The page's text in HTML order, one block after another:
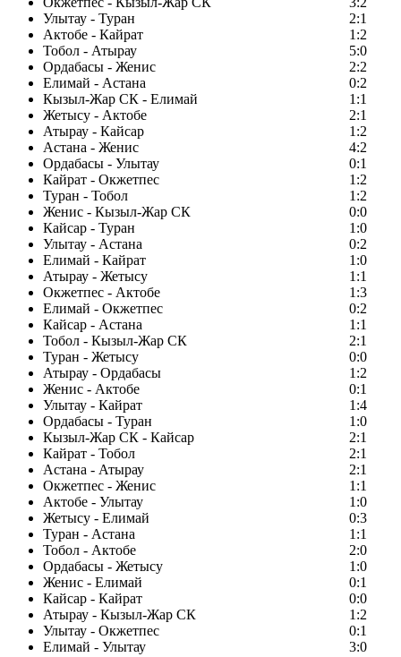
Улытау - Туран
2:1
Актобе - Кайрат
1:2
Тобол - Атырау
5:0
Ордабасы - Женис
2:2
Елимай - Астана
0:2
Кызыл-Жар СК - Елимай
1:1
Жетысу - Актобе
2:1
Атырау - Кайсар
1:2
Астана - Женис
4:2
Ордабасы - Улытау
0:1
Кайрат - Окжетпес
1:2
Туран - Тобол
1:2
Женис - Кызыл-Жар СК
0:0
Кайсар - Туран
1:0
Улытау - Астана
0:2
Елимай - Кайрат
1:0
Атырау - Жетысу
1:1
Окжетпес - Актобе
1:3
Елимай - Окжетпес
0:2
Кайсар - Астана
1:1
Тобол - Кызыл-Жар СК
2:1
Туран - Жетысу
0:0
Атырау - Ордабасы
1:2
Женис - Актобе
0:1
Улытау - Кайрат
1:4
Ордабасы - Туран
1:0
Кызыл-Жар СК - Кайсар
2:1
Кайрат - Тобол
2:1
Астана - Атырау
2:1
Окжетпес - Женис
1:1
Актобе - Улытау
1:0
Жетысу - Елимай
0:3
Туран - Астана
1:1
Тобол - Актобе
2:0
Ордабасы - Жетысу
1:0
Женис - Елимай
0:1
Кайсар - Кайрат
0:0
Атырау - Кызыл-Жар СК
1:2
Улытау - Окжетпес
0:1
Елимай - Улытау
3:0